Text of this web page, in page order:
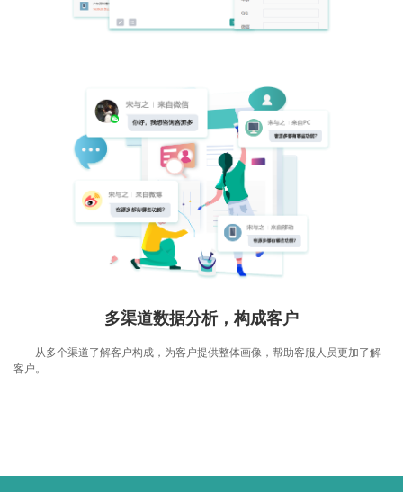
多渠道数据分析，构成客户
从多个渠道了解客户构成，为客户提供整体画像，帮助客服人员更加了解
客户。